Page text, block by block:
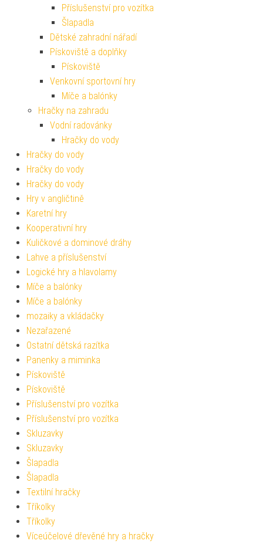
Příslušenství pro vozítka
Šlapadla
Dětské zahradní nářadí
Pískoviště a doplňky
Pískoviště
Venkovní sportovní hry
Míče a balónky
Hračky na zahradu
Vodní radovánky
Hračky do vody
Hračky do vody
Hračky do vody
Hračky do vody
Hry v angličtině
Karetní hry
Kooperativní hry
Kuličkové a dominové dráhy
Lahve a příslušenství
Logické hry a hlavolamy
Míče a balónky
Míče a balónky
mozaiky a vkládačky
Nezařazené
Ostatní dětská razítka
Panenky a miminka
Pískoviště
Pískoviště
Příslušenství pro vozítka
Příslušenství pro vozítka
Skluzavky
Skluzavky
Šlapadla
Šlapadla
Textilní hračky
Tříkolky
Tříkolky
Víceúčelové dřevěné hry a hračky